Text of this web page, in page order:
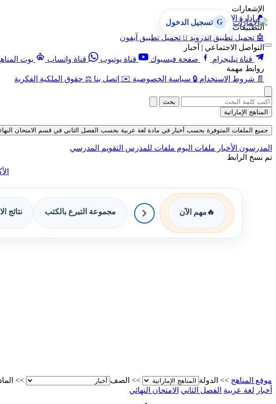
الإشعارات
🔔 إدارة الإشعارات
التطبيقات
🤖 تحميل تطبيق أندرويد  تحميل تطبيق آيفون
التواصل الاجتماعي | أخبار
قناة تيليجرام
صفحة فيسبوك قناة يوتيوب قناة واتساب
بوت
روابط مهمة
📄 شروط الاستخدام 🔒 سياسة الخصوصية ✉️ اتصل بنا ⚖️ حقوق الملكية الفكرية
G تسجيل الدخول
بحث
المناهج الإماراتية
جميع الملفات المتوفرة بحسب أخبار في مادة لغة عربية بحسب الفصل الثاني في قسم الامتحان النهائي حتى
المدرسون الأخبار ملفات اليوم ملفات للمدرس التقويم المدرسي
تم نسخ الرابط
🔥 مهم الآن مجموعة التبرع بالكتب نتائج
موقع المناهج >> الدولة >> الصف >>
أخبار لغة عربية الفصل الثاني الامتحان النهائي